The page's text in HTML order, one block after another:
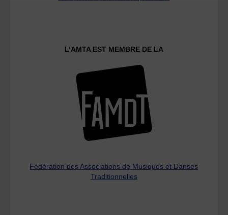
L’AMTA EST MEMBRE DE LA
Fédération des Associations de Musiques et Danses
Traditionnelles